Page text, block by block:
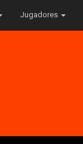
Jugadores